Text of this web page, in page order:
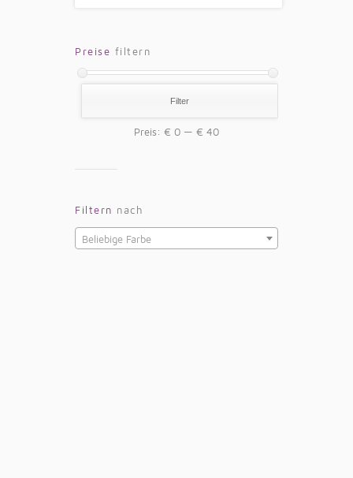
Preise filtern
Filter
Preis: € 0 — € 40
Filtern nach
Beliebige Farbe